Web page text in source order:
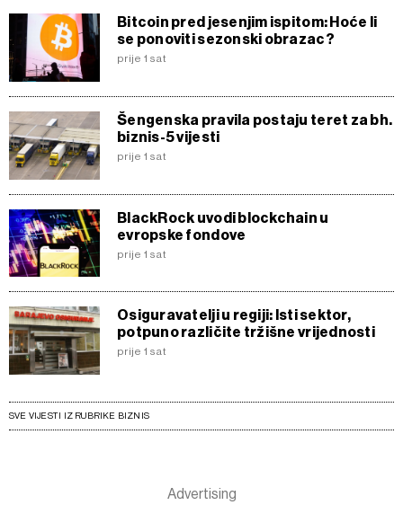
Bitcoin pred jesenjim ispitom: Hoće li
se ponoviti sezonski obrazac?
prije 1 sat
Šengenska pravila postaju teret za bh.
biznis-5 vijesti
prije 1 sat
BlackRock uvodi blockchain u
evropske fondove
prije 1 sat
Osiguravatelji u regiji: Isti sektor,
potpuno različite tržišne vrijednosti
prije 1 sat
SVE VIJESTI IZ RUBRIKE BIZNIS